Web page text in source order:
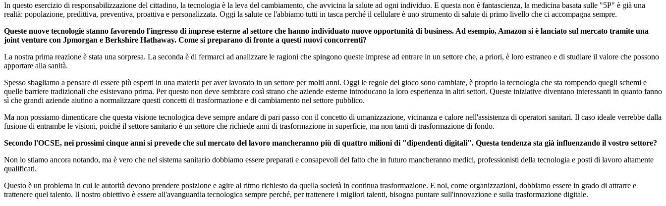
In questo esercizio di responsabilizzazione del cittadino, la tecnologia è la leva del cambiamento, che avvicina la salute ad ogni individuo. E questa non è fantascienza, la medicina basata sulle "5P" è già una
realtà: popolazione, predittiva, preventiva, proattiva e personalizzata. Oggi la salute ce l'abbiamo tutti in tasca perché il cellulare è uno strumento di salute di primo livello che ci accompagna sempre.
Queste nuove tecnologie stanno favorendo l'ingresso di imprese esterne al settore che hanno individuato nuove opportunità di business. Ad esempio, Amazon si è lanciato sul mercato tramite una
joint venture con Jpmorgan e Berkshire Hathaway. Come si preparano di fronte a questi nuovi concorrenti?
La nostra prima reazione è stata una sorpresa. La seconda è di fermarci ad analizzare le ragioni che spingono queste imprese ad entrare in un settore che, a priori, è loro estraneo e di studiare il valore che possono
apportare alla sanità.
Spesso sbagliamo a pensare di essere più esperti in una materia per aver lavorato in un settore per molti anni. Oggi le regole del gioco sono cambiate, è proprio la tecnologia che sta rompendo quegli schemi e
quelle barriere tradizionali che esistevano prima. Per questo non deve sembrare così strano che aziende esterne introducano la loro esperienza in altri settori. Queste iniziative diventano interessanti in quanto fanno
sì che grandi aziende aiutino a normalizzare questi concetti di trasformazione e di cambiamento nel settore pubblico.
Ma non possiamo dimenticare che questa visione tecnologica deve sempre andare di pari passo con il concetto di umanizzazione, vicinanza e calore nell'assistenza di operatori sanitari. Il caso ideale verrebbe dalla
fusione di entrambe le visioni, poiché il settore sanitario è un settore che richiede anni di trasformazione in superficie, ma non tanti di trasformazione di fondo.
Secondo l'OCSE, nei prossimi cinque anni si prevede che sul mercato del lavoro mancheranno più di quattro milioni di "dipendenti digitali". Questa tendenza sta già influenzando il vostro settore?
Non lo stiamo ancora notando, ma è vero che nel sistema sanitario dobbiamo essere preparati e consapevoli del fatto che in futuro mancheranno medici, professionisti della tecnologia e posti di lavoro altamente
qualificati.
Questo è un problema in cui le autorità devono prendere posizione e agire al ritmo richiesto da quella società in continua trasformazione. E noi, come organizzazioni, dobbiamo essere in grado di attrarre e
trattenere quel talento. Il nostro obiettivo è essere all'avanguardia tecnologica sempre perché, per trattenere i migliori talenti, bisogna puntare sull'innovazione e sulla trasformazione digitale.